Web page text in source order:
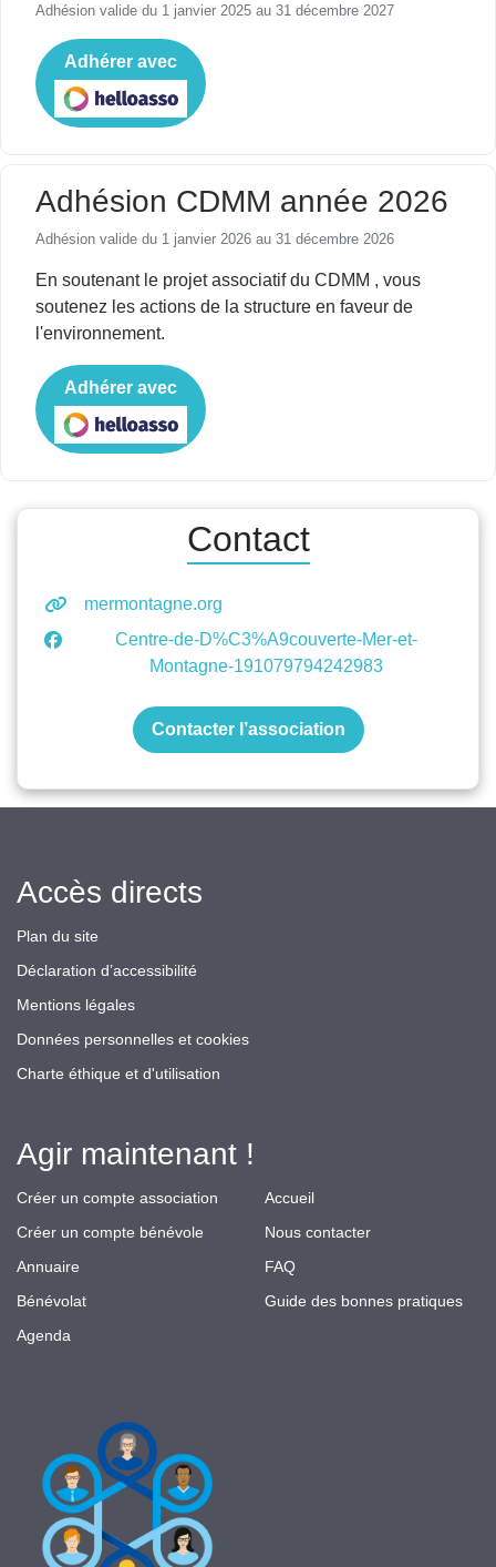
Adhésion valide du 1 janvier 2025 au 31 décembre 2027
Adhérer avec
Adhésion CDMM année 2026
Adhésion valide du 1 janvier 2026 au 31 décembre 2026
En soutenant le projet associatif du CDMM , vous
soutenez les actions de la structure en faveur de
l'environnement.
Adhérer avec
Contact
mermontagne.org
Centre-de-D%C3%A9couverte-Mer-et-
Montagne-191079794242983
Contacter l’association
Accès directs
Plan du site
Déclaration d’accessibilité
Mentions légales
Données personnelles et cookies
Charte éthique et d'utilisation
Agir maintenant !
Créer un compte association
Créer un compte bénévole
Annuaire
Bénévolat
Agenda
Accueil
Nous contacter
FAQ
Guide des bonnes pratiques